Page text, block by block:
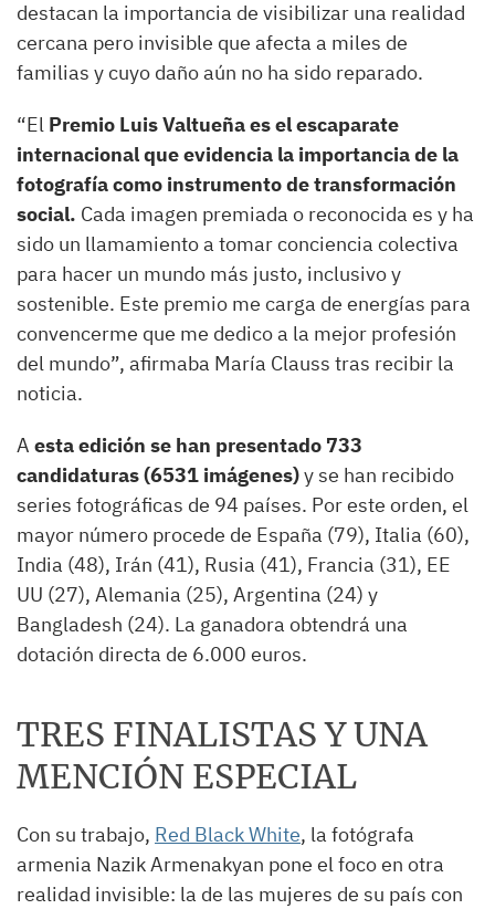
destacan la importancia de visibilizar una realidad
cercana pero invisible que afecta a miles de
familias y cuyo daño aún no ha sido reparado.
“El Premio Luis Valtueña es el escaparate
internacional que evidencia la importancia de la
fotografía como instrumento de transformación
social. Cada imagen premiada o reconocida es y ha
sido un llamamiento a tomar conciencia colectiva
para hacer un mundo más justo, inclusivo y
sostenible. Este premio me carga de energías para
convencerme que me dedico a la mejor profesión
del mundo”, afirmaba María Clauss tras recibir la
noticia.
A esta edición se han presentado 733
candidaturas (6531 imágenes)y se han recibido
series fotográficas de 94 países. Por este orden, el
mayor número procede de España (79), Italia (60),
India (48), Irán (41), Rusia (41), Francia (31), EE
UU (27), Alemania (25), Argentina (24) y
Bangladesh (24). La ganadora obtendrá una
dotación directa de 6.000 euros.
TRES FINALISTAS Y UNA
MENCIÓN ESPECIAL
Con su trabajo, Red Black White, la fotógrafa
armenia Nazik Armenakyan pone el foco en otra
realidad invisible: la de las mujeres de su país con